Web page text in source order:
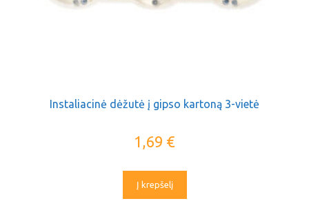
Instaliacinė dėžutė į gipso kartoną 3-vietė
1,69 €
Į krepšelį